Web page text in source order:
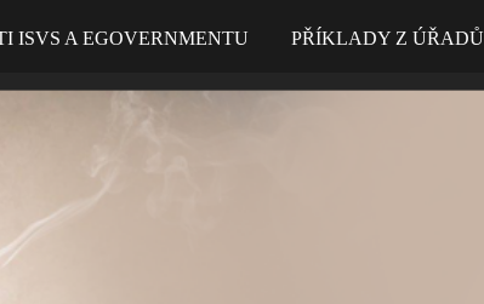
ISVS A EGOVERNMENTU PŘÍKLADY Z ÚŘADŮ